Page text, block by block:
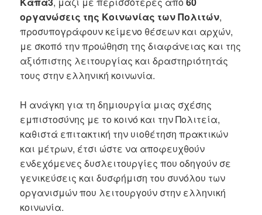
οργανώσεις της Κοινωνίας των Πολιτών,
προσυπογράφουν κείμενο θέσεων και αρχών,
με σκοπό την προώθηση της διαφάνειας και της
αξιόπιστης λειτουργίας και δραστηριότητάς
τους στην ελληνική κοινωνία.
Η ανάγκη για τη δημιουργία μιας σχέσης
εμπιστοσύνης με το κοινό και την Πολιτεία,
καθιστά επιτακτική την υιοθέτηση πρακτικών
και μέτρων, έτσι ώστε να αποφευχθούν
ενδεχόμενες δυσλειτουργίες που οδηγούν σε
γενικεύσεις και δυσφήμιση του συνόλου των
οργανισμών που λειτουργούν στην ελληνική
κοινωνία.